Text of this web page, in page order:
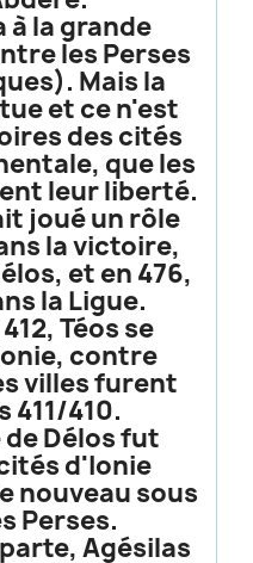
à la grande
les Perses
Mais la
et ce n'est
des cités
que les
leur liberté.
joué un rôle
la victoire,
et en 476,
la Ligue.
Téos se
contre
villes furent
411/410.
de Délos fut
d'Ionie
nouveau sous
Perses.
Agésilas